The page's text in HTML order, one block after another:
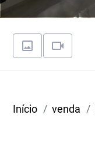
Início venda